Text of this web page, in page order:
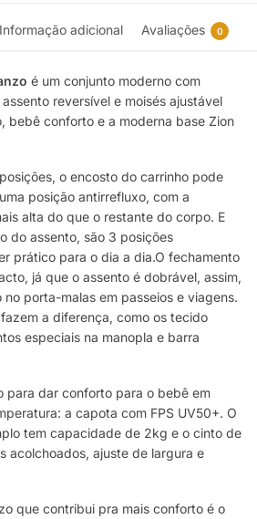
Informação adicional Avaliações 0
é um conjunto moderno com
reversível e moisés ajustável
bebê conforto e a moderna base Zion
o encosto do carrinho pode
posição antirrefluxo, com a
alta do que o restante do corpo. E
do assento, são 3 posições
prático para o dia a dia.O fechamento
já que o assento é dobrável, assim,
porta-malas em passeios e viagens.
a diferença, como os tecido
especiais na manopla e barra
para dar conforto para o bebê em
a capota com FPS UV50+. O
tem capacidade de 2kg e o cinto de
acolchoados, ajuste de largura e
que contribui pra mais conforto é o